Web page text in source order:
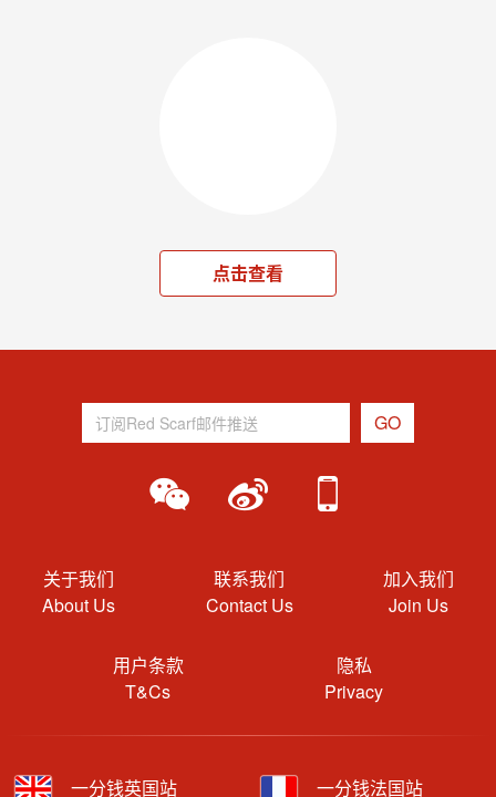
点击查看
关于我们
About Us
联系我们
Contact Us
加入我们
Join Us
用户条款
T&Cs
隐私
Privacy
一分钱英国站 一分钱法国站